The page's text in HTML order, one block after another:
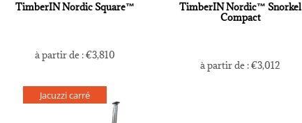
TimberIN Nordic Square™
à partir de :€3,810
TimberIN Nordic™ Snorkel
Compact
à partir de :€3,012
Jacuzzi carré